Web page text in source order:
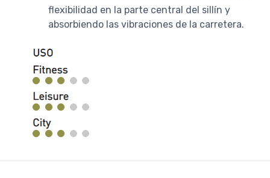
flexibilidad en la parte central del sillín y
absorbiendo las vibraciones de la carretera.